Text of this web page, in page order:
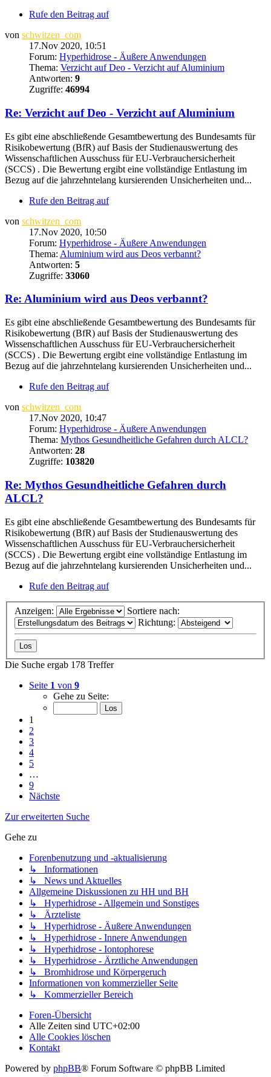
Rufe den Beitrag auf
von schwitzen_com
17.Nov 2020, 10:51
Forum: Hyperhidrose - Äußere Anwendungen
Thema: Verzicht auf Deo - Verzicht auf Aluminium
Antworten: 9
Zugriffe: 46994
Re: Verzicht auf Deo - Verzicht auf Aluminium
Es gibt eine abschließende Gesamtbewertung des Bundesamts für
Risikobewertung (BfR) auf Basis der Studienauswertung des
Wissenschaftlichen Ausschuss für EU-Verbrauchersicherheit
(SCCS) . Die Bewertung ergibt eine vollständige Entlastung im
Bezug auf die jahrzehntelang kursierenden Unsicherheiten und...
Rufe den Beitrag auf
von schwitzen_com
17.Nov 2020, 10:50
Forum: Hyperhidrose - Äußere Anwendungen
Thema: Aluminium wird aus Deos verbannt?
Antworten: 5
Zugriffe: 33060
Re: Aluminium wird aus Deos verbannt?
Es gibt eine abschließende Gesamtbewertung des Bundesamts für
Risikobewertung (BfR) auf Basis der Studienauswertung des
Wissenschaftlichen Ausschuss für EU-Verbrauchersicherheit
(SCCS) . Die Bewertung ergibt eine vollständige Entlastung im
Bezug auf die jahrzehntelang kursierenden Unsicherheiten und...
Rufe den Beitrag auf
von schwitzen_com
17.Nov 2020, 10:47
Forum: Hyperhidrose - Äußere Anwendungen
Thema: Mythos Gesundheitliche Gefahren durch ALCL?
Antworten: 28
Zugriffe: 103820
Re: Mythos Gesundheitliche Gefahren durch
ALCL?
Es gibt eine abschließende Gesamtbewertung des Bundesamts für
Risikobewertung (BfR) auf Basis der Studienauswertung des
Wissenschaftlichen Ausschuss für EU-Verbrauchersicherheit
(SCCS) . Die Bewertung ergibt eine vollständige Entlastung im
Bezug auf die jahrzehntelang kursierenden Unsicherheiten und...
Rufe den Beitrag auf
Anzeigen:
Sortiere nach:
Richtung:
Die Suche ergab 178 Treffer
Seite 1 von 9
Gehe zu Seite:
1
2
3
4
5
…
9
Nächste
Zur erweiterten Suche
Gehe zu
Forenbenutzung und -aktualisierung
↳ Informationen
↳ News und Aktuelles
Allgemeine Diskussionen zu HH und BH
↳ Hyperhidrose - Allgemein und Sonstiges
↳ Ärzteliste
↳ Hyperhidrose - Äußere Anwendungen
↳ Hyperhidrose - Innere Anwendungen
↳ Hyperhidrose - Iontophorese
↳ Hyperhidrose - Ärztliche Anwendungen
↳ Bromhidrose und Körpergeruch
Informationen von kommerzieller Seite
↳ Kommerzieller Bereich
Foren-Übersicht
Alle Zeiten sind UTC+02:00
Alle Cookies löschen
Kontakt
Powered by phpBB® Forum Software © phpBB Limited